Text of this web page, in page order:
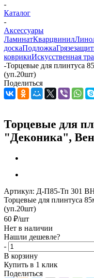
-
Каталог
-
Аксессуары
ЛаминатКварцвинил
доскаПодложка
коврикиИскусственная
-Торцевые для плинтуса
(уп.20шт)
Поделиться
Торцевые для
"Деконика",
Артикул: Д-П85-Тп 301
Торцевые для плинтуса
(уп.20шт)
60 ₽/шт
Нет в наличии
Нашли дешевле?
-
В корзину
Купить в 1 клик
Поделиться